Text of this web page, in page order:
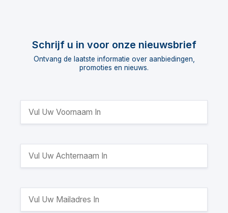
Schrijf u in voor onze nieuwsbrief
Ontvang de laatste informatie over aanbiedingen,
promoties en nieuws.